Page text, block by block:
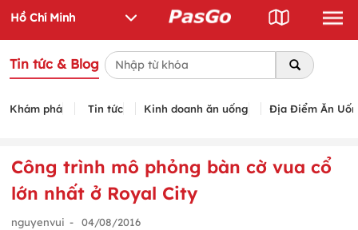
Tin tức & Blog
Khám phá Tin tức Kinh doanh ăn uống Địa Điểm Ăn
Công trình mô phỏng bàn cờ vua cổ
lớn nhất ở Royal City
nguyenvui - 04/08/2016